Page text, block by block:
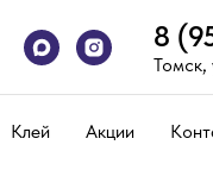
8
Томск,
Клей Акции